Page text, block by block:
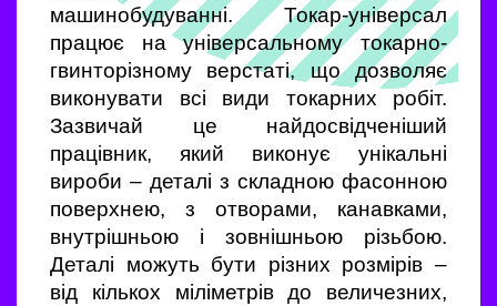
машинобудуванні. Токар-універсал
працює на універсальному токарно-
гвинторізному верстаті, що дозволяє
виконувати всі види токарних робіт.
Зазвичай це найдосвідченіший
працівник, який виконує унікальні
вироби – деталі з складною фасонною
поверхнею, з отворами, канавками,
внутрішньою і зовнішньою різьбою.
Деталі можуть бути різних розмірів –
від кількох міліметрів до величезних,